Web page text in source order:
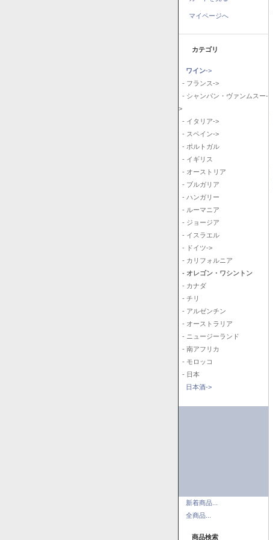
マイページへ
カテゴリ
ワイン->
- フランス->
- シャンパン・ヴァンムスー-
>
- イタリア->
- スペイン->
- ポルトガル
- イギリス
- オーストリア
- ブルガリア
- ハンガリー
- ルーマニア
- ジョージア
- イスラエル
- ドイツ->
- カリフォルニア
- オレゴン・ワシントン
- カナダ
- チリ
- アルゼンチン
- オーストラリア
- ニュージーランド
- 南アフリカ
- モロッコ
- 日本
日本酒->
新着商品...
全商品...
商品検索